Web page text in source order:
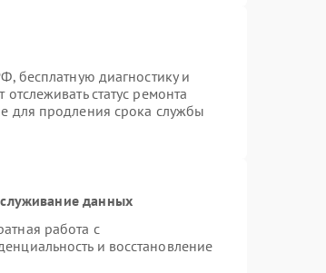
бесплатную диагностику и
статус ремонта
для продления срока службы
данных
работа с
и восстановление